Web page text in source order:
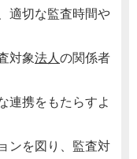
適切な監査時間や
対象法人の関係者
連携をもたらすよ
ンを図り、監査対